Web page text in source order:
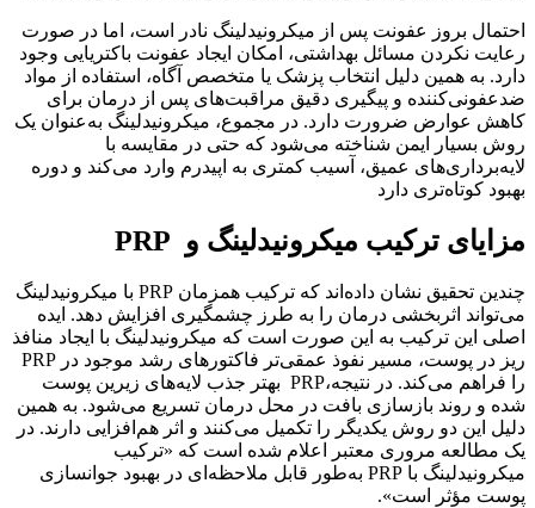
احتمال بروز عفونت پس از میکرونیدلینگ نادر است، اما در صورت
رعایت نکردن مسائل بهداشتی، امکان ایجاد عفونت باکتریایی وجود
دارد. به همین دلیل انتخاب پزشک یا متخصص آگاه، استفاده از مواد
ضدعفونی‌کننده و پیگیری دقیق مراقبت‌های پس از درمان برای
کاهش عوارض ضرورت دارد. در مجموع، میکرونیدلینگ به‌عنوان یک
روش بسیار ایمن شناخته می‌شود که حتی در مقایسه با
لایه‌برداری‌های عمیق‌، آسیب کمتری به اپیدرم وارد می‌کند و دوره
بهبود کوتاه‌تری دارد
مزایای ترکیب میکرونیدلینگ و PRP
چندین تحقیق نشان داده‌اند که ترکیب همزمان PRP با میکرونیدلینگ
می‌تواند اثربخشی درمان را به طرز چشمگیری افزایش دهد. ایده
اصلی این ترکیب به این صورت است که میکرونیدلینگ با ایجاد منافذ
ریز در پوست، مسیر نفوذ عمقی‌تر فاکتورهای رشد موجود در PRP
را فراهم می‌کند. در نتیجه،PRP بهتر جذب لایه‌های زیرین پوست
شده و روند بازسازی بافت در محل درمان تسریع می‌شود. به همین
دلیل این دو روش یکدیگر را تکمیل می‌کنند و اثر هم‌افزایی دارند. در
یک مطالعه مروری معتبر اعلام شده است که «ترکیب
میکرونیدلینگ با PRP به‌طور قابل ملاحظه‌ای در بهبود جوانسازی
پوست مؤثر است».